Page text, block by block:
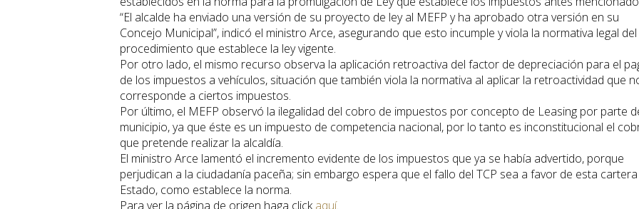
“El alcalde ha enviado una versión de su proyecto de ley al MEFP y ha aprobado otra versión en su
Concejo Municipal”, indicó el ministro Arce, asegurando que esto incumple y viola la normativa legal del
procedimiento que establece la ley vigente.
Por otro lado, el mismo recurso observa la aplicación retroactiva del factor de depreciación para el
de los impuestos a vehículos, situación que también viola la normativa al aplicar la retroactividad que
corresponde a ciertos impuestos.
Por último, el MEFP observó la ilegalidad del cobro de impuestos por concepto de Leasing por parte
municipio, ya que éste es un impuesto de competencia nacional, por lo tanto es inconstitucional el
que pretende realizar la alcaldía.
El ministro Arce lamentó el incremento evidente de los impuestos que ya se había advertido, porque
perjudican a la ciudadanía paceña; sin embargo espera que el fallo del TCP sea a favor de esta
Estado, como establece la norma.
Para ver la página de origen haga clickaquí.